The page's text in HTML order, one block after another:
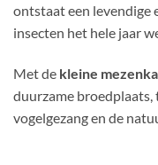
ontstaat een levendige
insecten het hele jaar
Met de kleine
duurzame
vogelgezang en de